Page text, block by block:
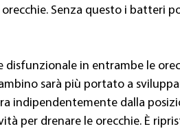
Senza questo i batteri
in entrambe le
sarà più portato a
indipendentemente dalla
per drenare le orecchie. È